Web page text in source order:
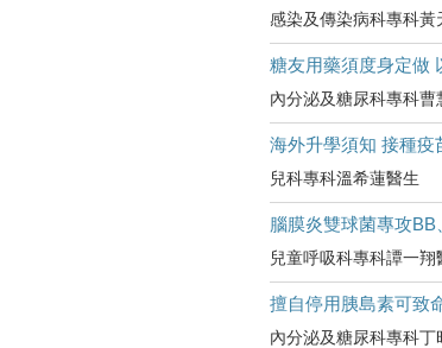
感染及傳染病科專科黃
糖友用藥須度身定做
內分泌及糖尿科專科曹
海外升學須知 接種疫
兒科專科溫希蓮醫生
腦膜炎雙球菌專攻
兒童呼吸科專科譚一翔
擅自停用胰島素可致
內分泌及糖尿科專科丁